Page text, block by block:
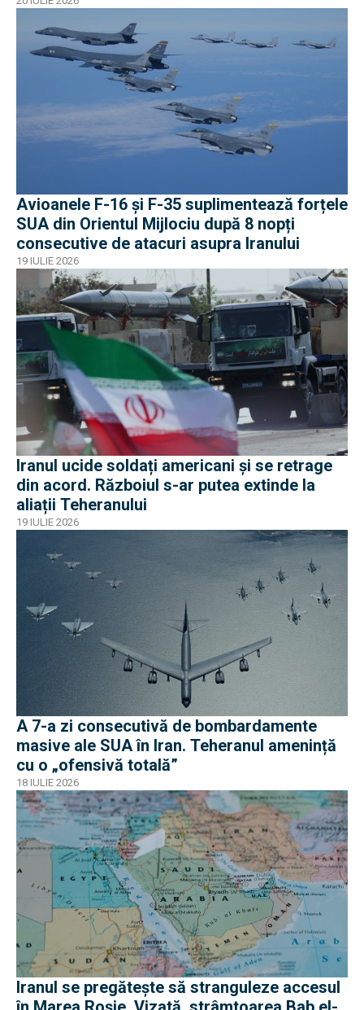
Avioanele F-16 și F-35 suplimentează forțele
SUA din Orientul Mijlociu după 8 nopți
consecutive de atacuri asupra Iranului
19 IULIE 2026
Iranul ucide soldați americani și se retrage
din acord. Războiul s-ar putea extinde la
aliații Teheranului
19 IULIE 2026
A 7-a zi consecutivă de bombardamente
masive ale SUA în Iran. Teheranul amenință
cu o „ofensivă totală”
18 IULIE 2026
Iranul se pregătește să stranguleze accesul